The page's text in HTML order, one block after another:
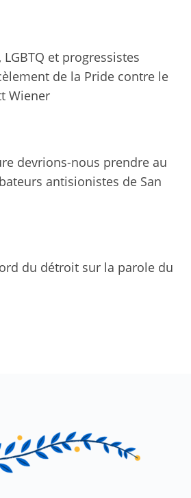
et progressistes
de la Pride contre le
Wiener
devrions-nous prendre au
antisionistes de San
du détroit sur la parole du